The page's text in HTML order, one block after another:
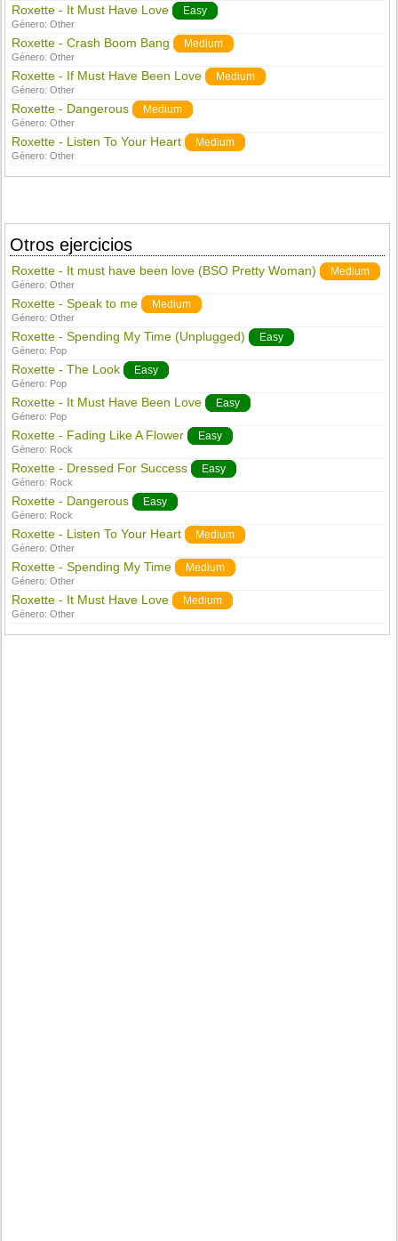
Roxette - It Must Have Love Easy
Género:Other
Roxette - Crash Boom Bang Medium
Género:Other
Roxette - If Must Have Been Love Medium
Género:Other
Roxette - Dangerous Medium
Género:Other
Roxette - Listen To Your Heart Medium
Género:Other
Otros ejercicios
Roxette - It must have been love (BSO Pretty Woman) Medium
Género:Other
Roxette - Speak to me Medium
Género:Other
Roxette - Spending My Time (Unplugged) Easy
Género: Pop
Roxette - The Look Easy
Género: Pop
Roxette - It Must Have Been Love Easy
Género: Pop
Roxette - Fading Like A Flower Easy
Género: Rock
Roxette - Dressed For Success Easy
Género: Rock
Roxette - Dangerous Easy
Género: Rock
Roxette - Listen To Your Heart Medium
Género:Other
Roxette - Spending My Time Medium
Género:Other
Roxette - It Must Have Love Medium
Género:Other